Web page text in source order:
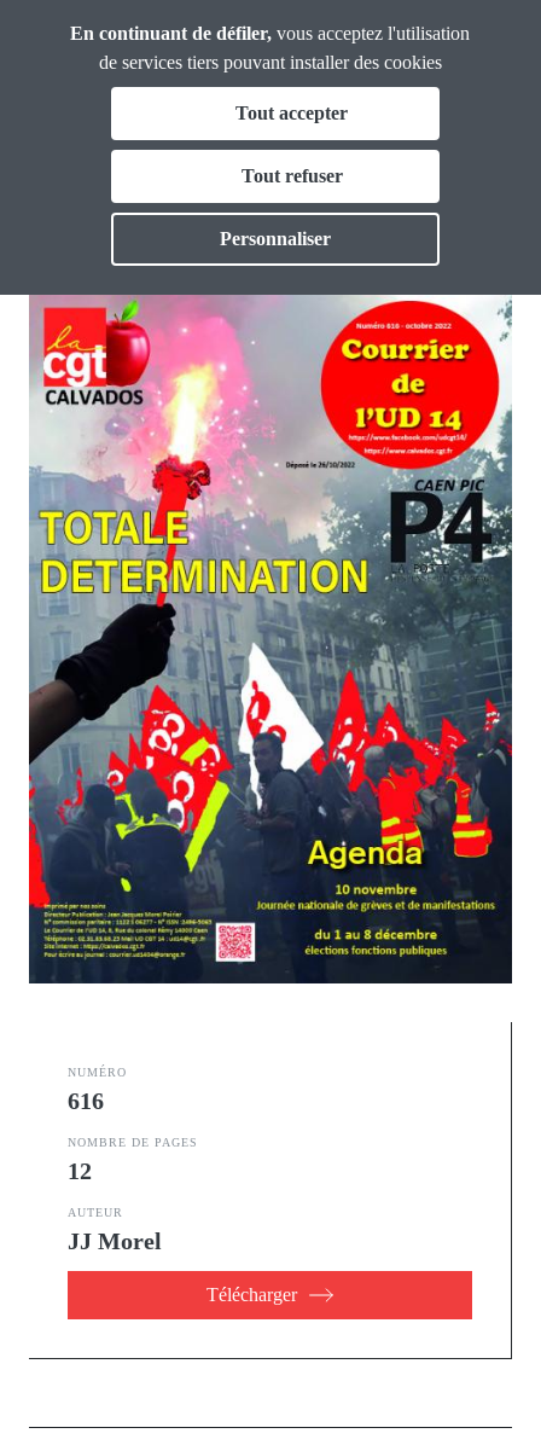
CGT
Calvados
Toggle
Vos droits
Thématiques
Courrier de l'UD 14 - 616 octobre
NUMÉRO
616
NOMBRE DE PAGES
12
AUTEUR
JJ Morel
Télécharger
En continuant de défiler, vous acceptez l'utilisation
de services tiers pouvant installer des cookies
Tout accepter
Tout refuser
Personnaliser